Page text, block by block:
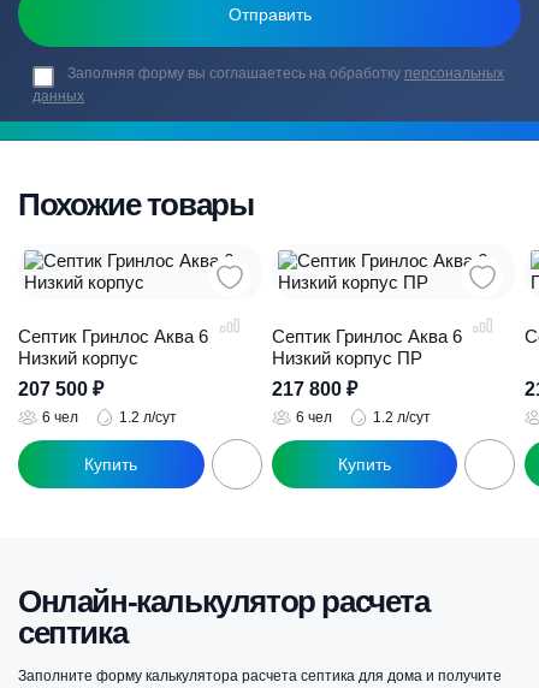
Заполняя форму вы соглашаетесь на обработку персональных
данных
Похожие товары
Септик Гринлос Аква 6
Низкий корпус
207 500 ₽
6 чел 1.2 л/сут
Септик Гринлос Аква 6
Низкий корпус ПР
217 800 ₽
6 чел 1.2 л/сут
Онлайн-калькулятор расчета
септика
Заполните форму калькулятора расчета септика для дома и получите